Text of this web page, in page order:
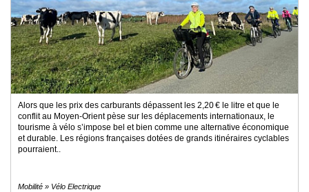
Alors que les prix des carburants dépassent les 2,20 € le litre et que le
conflit au Moyen-Orient pèse sur les déplacements internationaux, le
tourisme à vélo s’impose bel et bien comme une alternative économique
et durable. Les régions françaises dotées de grands itinéraires cyclables
pourraient..
Mobilité » Vélo Electrique